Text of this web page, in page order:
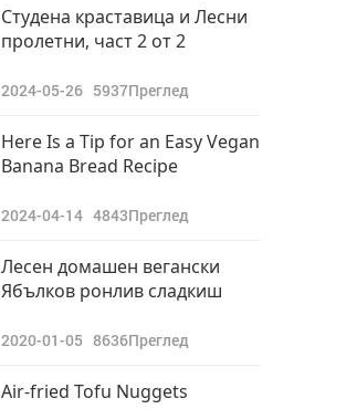
Nut Sauce
Студена краставица и Лесни
пролетни, част 2 от 2
2024-05-26 5937Преглед
Here Is a Tip for an Easy Vegan
Banana Bread Recipe
2024-04-14 4843Преглед
Лесен домашен вегански
Ябълков ронлив сладкиш
2020-01-05 8636Преглед
Air-fried Tofu Nuggets